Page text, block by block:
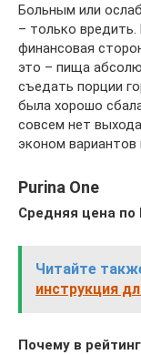
Больным или
– только
финансовая
это – пища
съедать порции
была хорошо
совсем нет
эконом вариантов
Purina One
Средняя цена
Читайте
инструкция
Почему в